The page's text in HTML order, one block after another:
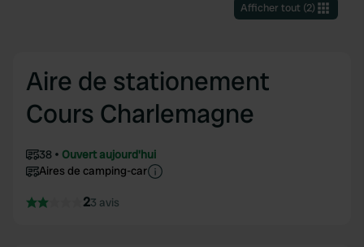
Afficher tout(2)
Aire de stationement
Cours Charlemagne
38
Ouvert aujourd'hui
Aires de camping-car
23 avis